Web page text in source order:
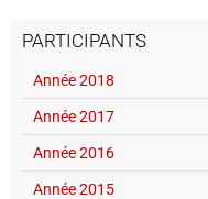
PARTICIPANTS
Année 2018
Année 2017
Année 2016
Année 2015